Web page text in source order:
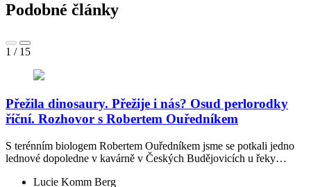
Podobné články
1 / 15
Přežila dinosaury. Přežije i nás? Osud perlorodky
říční. Rozhovor s Robertem Ouředníkem
S terénním biologem Robertem Ouředníkem jsme se potkali jedno
lednové dopoledne v kavárně v Českých Budějovicích u řeky…
Lucie Komm Berg